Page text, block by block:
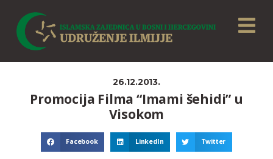
26.12.2013.
Promocija Filma “Imami šehidi” u
Visokom
Facebook LinkedIn Twitter